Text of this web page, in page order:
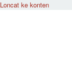
Loncat ke konten